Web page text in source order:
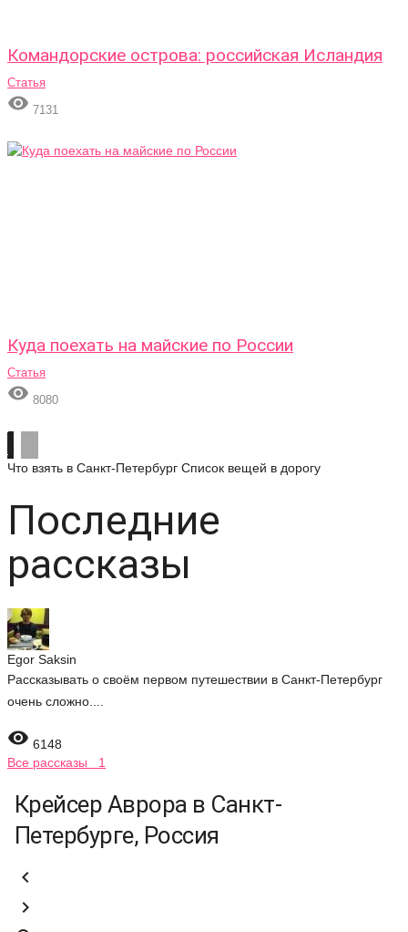
Командорские острова: российская Исландия
Статья
 7131
Куда поехать на майские по России
Статья
 8080
Что взять в Санкт-Петербург Список вещей в дорогу
Последние
рассказы
Egor Saksin
Рассказывать о своём первом путешествии в Санкт-Петербург
очень сложно....
 6148
Все рассказы 1
Крейсер Аврора в Санкт-
Петербурге, Россия

